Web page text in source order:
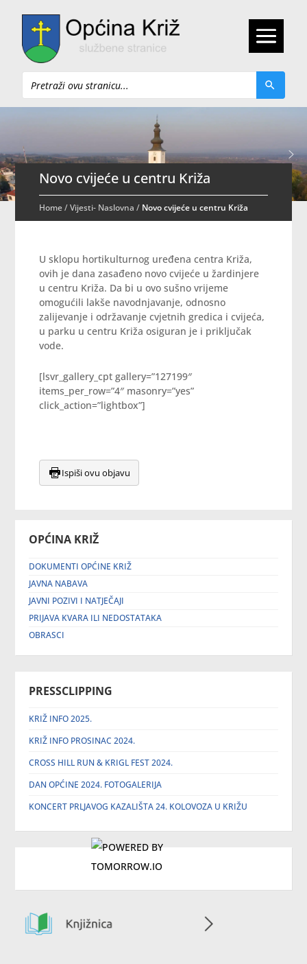
Pretraži
OPĆINA KRIŽ
DOKUMENTI OPĆINE KRIŽ
JAVNA NABAVA
JAVNI POZIVI I NATJEČAJI
PRIJAVA KVARA ILI NEDOSTATAKA
OBRASCI
PRESSCLIPPING
KRIŽ INFO 2025.
KRIŽ INFO PROSINAC 2024.
CROSS HILL RUN & KRIGL FEST 2024.
DAN OPĆINE 2024. FOTOGALERIJA
KONCERT PRLJAVOG KAZALIŠTA 24. KOLOVOZA U KRIŽU
Novo cvijeće u centru Križa
Home/Vijesti- Naslovna / Novo cvijeće u centru Križa
U sklopu hortikulturnog uređena centra Križa,
ovih je dana zasađeno novo cvijeće u žardinjere
u centru Križa. Da bi u ovo sušno vrijeme
omogućili lakše navodnjavanje, odnosno
zalijevanje i održavanje cvjetnih gredica i cvijeća,
u parku u centru Križa osiguran je i priključak
vode.
[lsvr_gallery_cpt gallery=”127199″
items_per_row=”4″ masonry=”yes”
click_action=”lightbox”]
Ispiši ovu objavu